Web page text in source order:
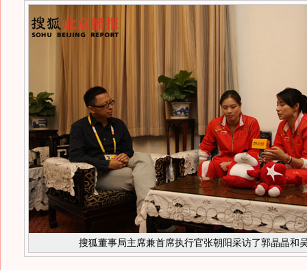
搜狐董事局主席兼首席执行官张朝阳采访了郭晶晶和